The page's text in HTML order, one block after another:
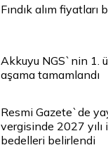
Fındık alım fiyatları
Akkuyu NGS`nin 1.
aşama tamamlandı
Resmi Gazete`de
vergisinde 2027
bedelleri belirlendi